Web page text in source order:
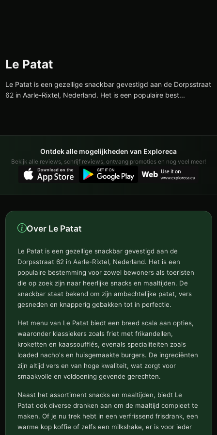
Le Patat
Le Patat is een gezellige snackbar gevestigd aan de Dorpsstraat
62 in Aarle-Rixtel, Nederland. Het is een populaire best...
Ontdek alle mogelijkheden van Exploreca
Bekijk alle reviews, schrijf reviews, ontvang promoties en nog veel meer!
Over Le Patat
Le Patat is een gezellige snackbar gevestigd aan de
Dorpsstraat 62 in Aarle-Rixtel, Nederland. Het is een
populaire bestemming voor zowel bewoners als toeristen
die op zoek zijn naar heerlijke snacks en maaltijden. De
snackbar staat bekend om zijn ambachtelijke patat, vers
gesneden en knapperig gebakken tot in perfectie.
Het menu van Le Patat biedt een breed scala aan opties,
waaronder klassiekers zoals friet met frikandellen,
kroketten en kaassoufflés, evenals specialiteiten zoals
loaded nacho's en huisgemaakte burgers. De ingrediënten
zijn altijd vers en van hoge kwaliteit, wat zorgt voor
smaakvolle en voldoening gevende gerechten.
Naast het assortiment snacks en maaltijden, biedt Le
Patat ook diverse dranken aan om de maaltijd compleet te
maken. Of je nu trek hebt in een verfrissend frisdrank, een
warme kop koffie of zelfs een milkshake, er is voor ieder